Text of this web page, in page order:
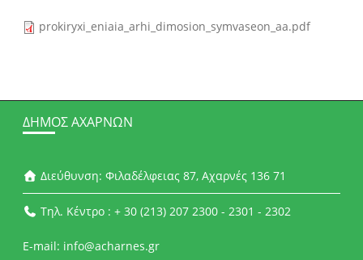
prokiryxi_eniaia_arhi_dimosion_symvaseon_aa.pdf
ΔΉΜΟΣ ΑΧΑΡΝΏΝ
Διεύθυνση: Φιλαδέλφειας 87, Αχαρνές 136 71
Τηλ. Κέντρο : + 30 (213) 207 2300 - 2301 - 2302
E-mail: info@acharnes.gr